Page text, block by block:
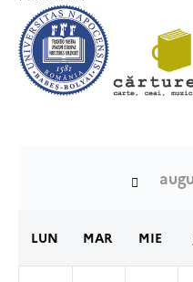
LUN MAR MIE